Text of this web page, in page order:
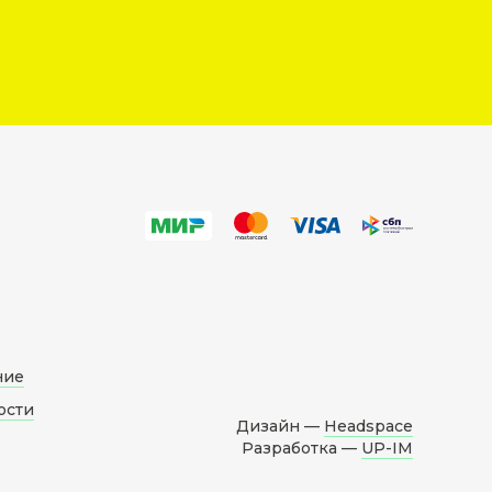
Дизайн — Headspace
Разработка — UP-IM